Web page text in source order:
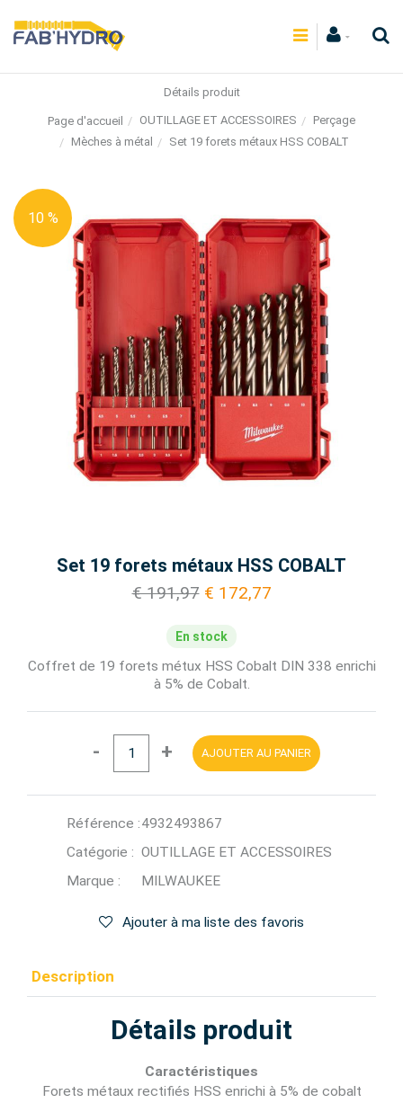
Détails produit
Page d'accueil OUTILLAGE ET ACCESSOIRES
Perçage
Mèches à métal
Set 19 forets métaux HSS COBALT
10 %
Set 19 forets métaux HSS COBALT
€ 191,97 € 172,77
En stock
Coffret de 19 forets métux HSS Cobalt DIN 338 enrichi
à 5% de Cobalt.
- + AJOUTER AU PANIER
Référence :4932493867
Catégorie : OUTILLAGE ET ACCESSOIRES
Marque :
MILWAUKEE
Ajouter à ma liste des favoris
Description
Détails produit
Caractéristiques
Forets métaux rectifiés HSS enrichi à 5% de cobalt